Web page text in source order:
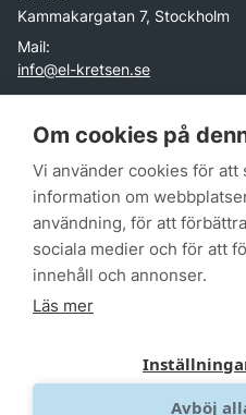
Kammakargatan 7, Stockholm
Mail:
info@el-kretsen.se
El-Kretsen är ett icke-
branschorganisationer för
Sverige. Vår uppgift är att
producentansvar genom att
insamlingssystem av
fungerar vi som ett centrum
har som beskriver historia,
och hantering av elavfall och
Om cookies på
Vi använder cookies för att
information om
användning, för att
sociala medier och för att
innehåll och annonser.
Läs mer
Avböj